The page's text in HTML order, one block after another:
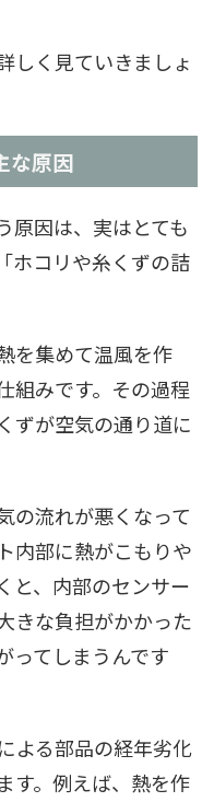
しく見ていきましょ
な原因
原因は、実はとても
ホコリや糸くずの詰
を集めて温風を作
組みです。その過程
ずが空気の通り道に
の流れが悪くなって
内部に熱がこもりや
と、内部のセンサー
きな負担がかかった
ってしまうんです
よる部品の経年劣化
す。例えば、熱を作